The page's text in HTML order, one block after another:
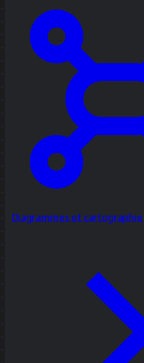
Diagrammes et cartographie